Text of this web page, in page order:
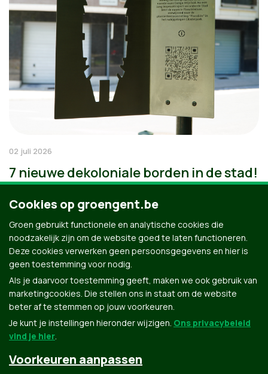
02 juli 2026
7 nieuwe dekoloniale borden in de stad!
Groen.be
Cookies op groengent.be
Groen gebruikt functionele en analytische cookies die
noodzakelijk zijn om de website goed te laten functioneren.
Deze cookies verwerken geen persoonsgegevens en hier is
geen toestemming voor nodig.
Als je daarvoor toestemming geeft, maken we ook gebruik van
marketingcookies. Die stellen ons in staat om de website
beter af te stemmen op jouw voorkeuren.
Je kunt je instellingen hieronder wijzigen. Ons privacybeleid
vind je hier.
Voorkeuren aanpassen